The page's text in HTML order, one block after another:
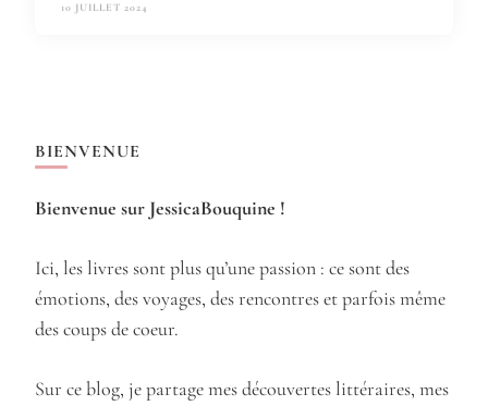
10 JUILLET 2024
BIENVENUE
Bienvenue sur JessicaBouquine !
Ici, les livres sont plus qu’une passion : ce sont des
émotions, des voyages, des rencontres et parfois même
des coups de coeur.
Sur ce blog, je partage mes découvertes littéraires, mes